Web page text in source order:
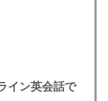
イン英会話で